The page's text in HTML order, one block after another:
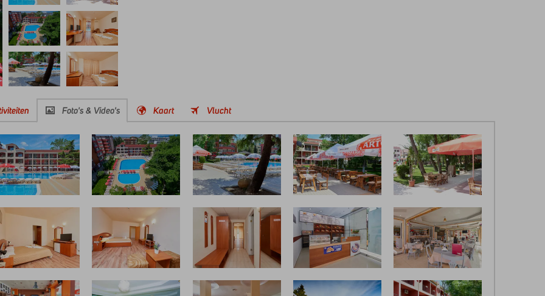
Foto's & Video's Kaart Vlucht